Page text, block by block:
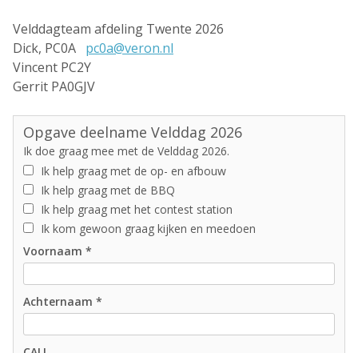
Velddagteam afdeling Twente 2026
Dick, PC0A pc0a@veron.nl
Vincent PC2Y
Gerrit PA0GJV
Opgave deelname Velddag 2026
Ik doe graag mee met de Velddag 2026.
Ik help graag met de op- en afbouw
Ik help graag met de BBQ
Ik help graag met het contest station
Ik kom gewoon graag kijken en meedoen
Voornaam *
Achternaam *